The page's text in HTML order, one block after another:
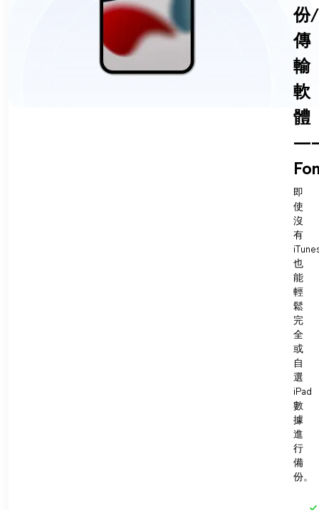
份/
傳
輸
軟
體
即
使
沒
有
也
能
輕
鬆
完
全
或
自
選
iPad
數
據
進
行
備
份。